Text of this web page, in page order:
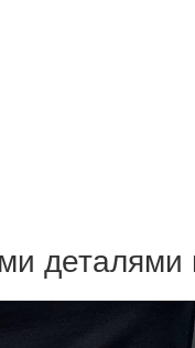
деталями